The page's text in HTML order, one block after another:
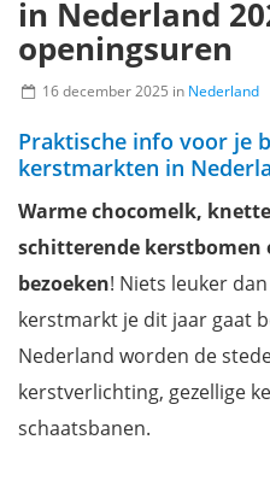
in Nederland
openingsuren
16 december 2025 in Nederland
Praktische info voor je
kerstmarkten in
Warme chocomelk,
schitterende kerstbomen
bezoeken! Niets leuker
kerstmarkt je dit jaar gaat
Nederland worden de
kerstverlichting, gezellige
schaatsbanen.